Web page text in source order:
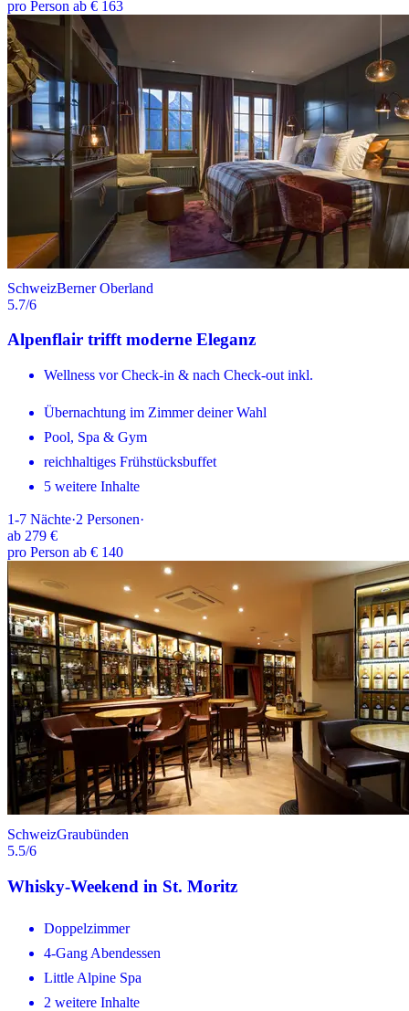
pro Person ab € 163
SchweizBerner Oberland
5.7/6
Alpenflair trifft moderne Eleganz
Wellness vor Check-in & nach Check-out inkl.
Übernachtung im Zimmer deiner Wahl
Pool, Spa & Gym
reichhaltiges Frühstücksbuffet
5 weitere Inhalte
1-7 Nächte·2 Personen·
ab 279 €
pro Person ab € 140
SchweizGraubünden
5.5/6
Whisky-Weekend in St. Moritz
Doppelzimmer
4-Gang Abendessen
Little Alpine Spa
2 weitere Inhalte